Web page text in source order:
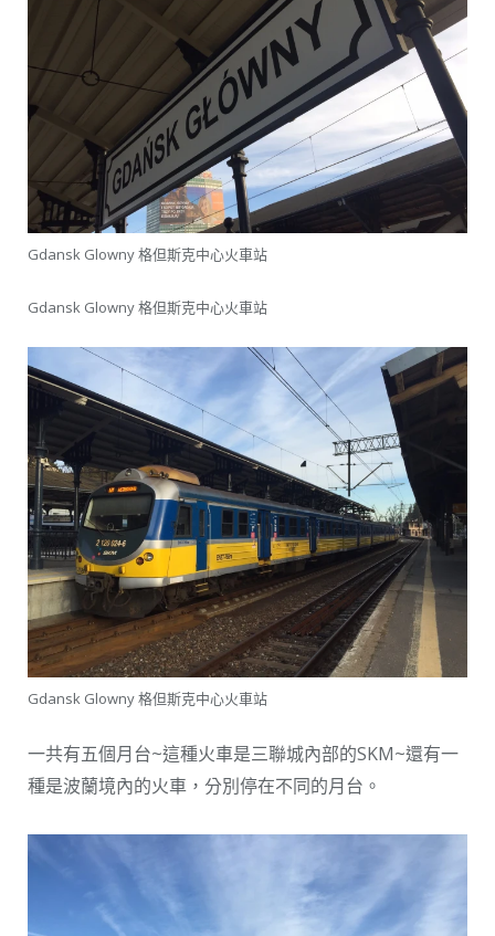
Gdansk Glowny 格但斯克中心火車站
Gdansk Glowny 格但斯克中心火車站
Gdansk Glowny 格但斯克中心火車站
一共有五個月台~這種火車是三聯城內部的SKM~還有一
種是波蘭境內的火車，分別停在不同的月台。